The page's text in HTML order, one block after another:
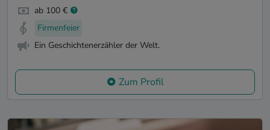
ab 100 €
Firmenfeier
Ein Geschichtenerzähler der Welt.
Zum Profil